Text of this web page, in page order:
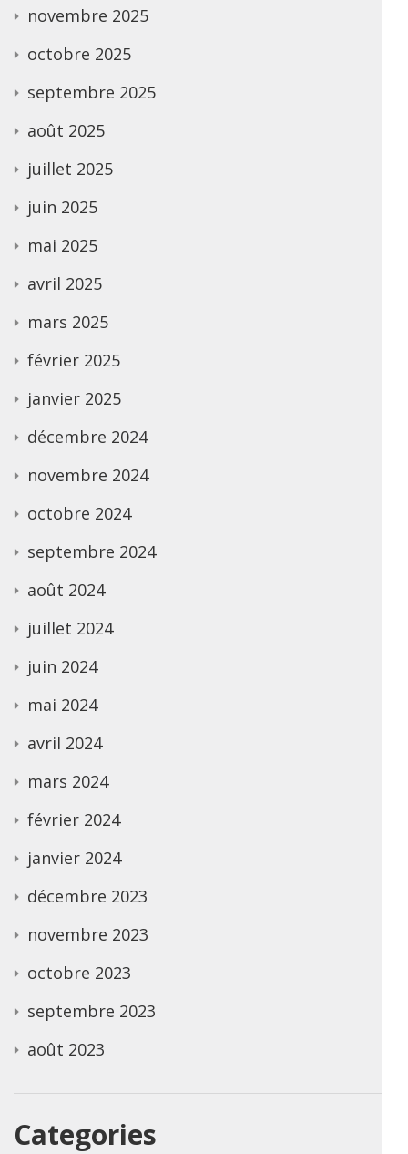
novembre 2025
octobre 2025
septembre 2025
août 2025
juillet 2025
juin 2025
mai 2025
avril 2025
mars 2025
février 2025
janvier 2025
décembre 2024
novembre 2024
octobre 2024
septembre 2024
août 2024
juillet 2024
juin 2024
mai 2024
avril 2024
mars 2024
février 2024
janvier 2024
décembre 2023
novembre 2023
octobre 2023
septembre 2023
août 2023
Categories